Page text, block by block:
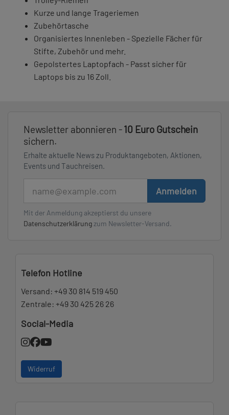
Kurze und lange Trageriemen
Zubehörtasche
Organisiertes Innenleben - Spezielle Fächer für
Stifte, Zubehör und mehr.
Gepolstertes Laptopfach - Passt sicher für
Laptops bis zu 16 Zoll.
Newsletter abonnieren -10 Euro Gutschein
sichern.
Erhalte aktuelle News zu Produktangeboten, Aktionen,
Events und Tauchreisen.
Anmelden
Mit der Anmeldung akzeptierst du unsere
Datenschutzerklärung zum Newsletter-Versand.
Telefon Hotline
Versand: +49 30 814 519 450
Zentrale: +49 30 425 26 26
Social-Media
Widerruf